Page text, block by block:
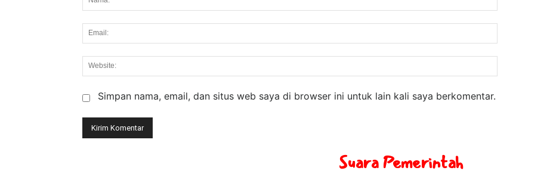
Simpan nama, email, dan situs web saya di browser ini untuk lain kali saya berkomentar.
Suara Pemerintah